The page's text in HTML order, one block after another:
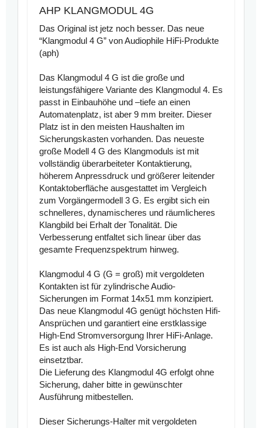
AHP KLANGMODUL 4G
Das Original ist jetz noch besser. Das neue
“Klangmodul 4 G” von Audiophile HiFi-Produkte
(aph)
Das Klangmodul 4 G ist die große und
leistungsfähigere Variante des Klangmodul 4. Es
passt in Einbauhöhe und –tiefe an einen
Automatenplatz, ist aber 9 mm breiter. Dieser
Platz ist in den meisten Haushalten im
Sicherungskasten vorhanden. Das neueste
große Modell 4 G des Klangmoduls ist mit
vollständig überarbeiteter Kontaktierung,
höherem Anpressdruck und größerer leitender
Kontaktoberfläche ausgestattet im Vergleich
zum Vorgängermodell 3 G. Es ergibt sich ein
schnelleres, dynamischeres und räumlicheres
Klangbild bei Erhalt der Tonalität. Die
Verbesserung entfaltet sich linear über das
gesamte Frequenzspektrum hinweg.
Klangmodul 4 G (G = groß) mit vergoldeten
Kontakten ist für zylindrische Audio-
Sicherungen im Format 14x51 mm konzipiert.
Das neue Klangmodul 4G genügt höchsten Hifi-
Ansprüchen und garantiert eine erstklassige
High-End Stromversorgung Ihrer HiFi-Anlage.
Es ist auch als High-End Vorsicherung
einsetztbar.
Die Lieferung des Klangmodul 4G erfolgt ohne
Sicherung, daher bitte in gewünschter
Ausführung mitbestellen.
Dieser Sicherungs-Halter mit vergoldeten